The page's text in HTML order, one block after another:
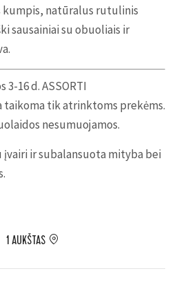
kumpis, natūralus rutulinis
sausainiai su obuoliais ir
16 d. ASSORTI
tik atrinktoms prekėms.
nesumuojamos.
įvairi ir subalansuota mityba bei
1 AUKŠTAS